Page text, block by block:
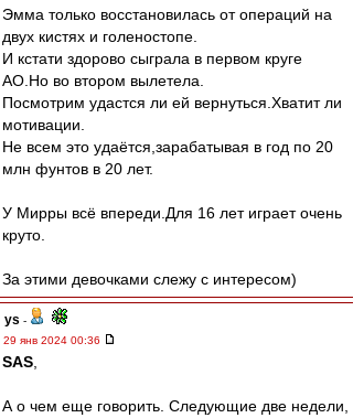
Эмма только восстановилась от операций на
двух кистях и голеностопе.
И кстати здорово сыграла в первом круге
АО.Но во втором вылетела.
Посмотрим удастся ли ей вернуться.Хватит ли
мотивации.
Не всем это удаётся,зарабатывая в год по 20
млн фунтов в 20 лет.
У Мирры всё впереди.Для 16 лет играет очень
круто.
За этими девочками слежу с интересом)
ys -
29 янв 2024 00:36
SAS
А о чем еще говорить. Следующие две недели,